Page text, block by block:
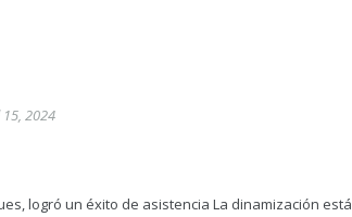
2024
logró un éxito de asistencia La dinamización está